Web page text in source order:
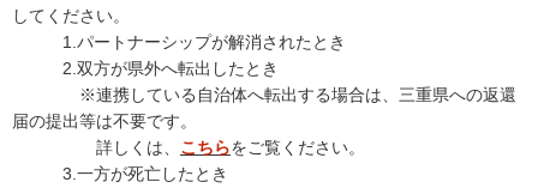
してください。
1.パートナーシップが解消されたとき
2.双方が県外へ転出したとき
※連携している自治体へ転出する場合は、三重県への返還
届の提出等は不要です。
詳しくは、 こちらをご覧ください。
3.一方が死亡したとき